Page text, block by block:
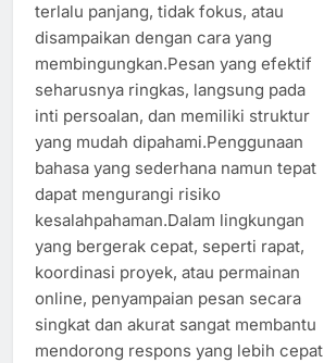
terlalu panjang, tidak fokus, atau
disampaikan dengan cara yang
membingungkan.Pesan yang efektif
seharusnya ringkas, langsung pada
inti persoalan, dan memiliki struktur
yang mudah dipahami.Penggunaan
bahasa yang sederhana namun tepat
dapat mengurangi risiko
kesalahpahaman.Dalam lingkungan
yang bergerak cepat, seperti rapat,
koordinasi proyek, atau permainan
online, penyampaian pesan secara
singkat dan akurat sangat membantu
mendorong respons yang lebih cepat